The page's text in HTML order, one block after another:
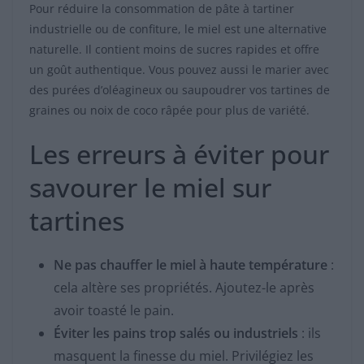
Pour réduire la consommation de pâte à tartiner
industrielle ou de confiture, le miel est une alternative
naturelle. Il contient moins de sucres rapides et offre
un goût authentique. Vous pouvez aussi le marier avec
des purées d’oléagineux ou saupoudrer vos tartines de
graines ou noix de coco râpée pour plus de variété.
Les erreurs à éviter pour
savourer le miel sur
tartines
Ne pas chauffer le miel à haute température :
cela altère ses propriétés. Ajoutez-le après
avoir toasté le pain.
Éviter les pains trop salés ou industriels : ils
masquent la finesse du miel. Privilégiez les